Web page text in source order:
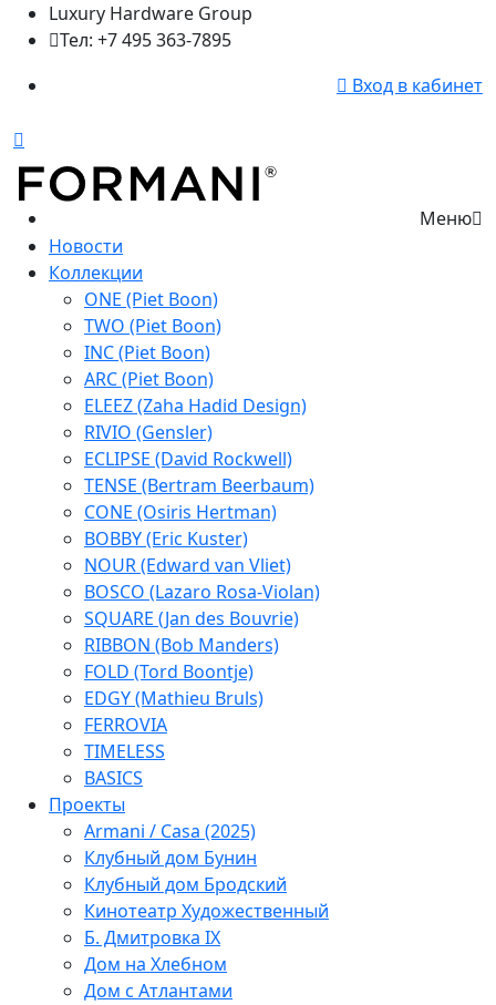
Luxury Hardware Group
Тел: +7 495 363-7895
Вход в кабинет
Меню
Новости
Коллекции
ONE (Piet Boon)
TWO (Piet Boon)
INC (Piet Boon)
ARC (Piet Boon)
ELEEZ (Zaha Hadid Design)
RIVIO (Gensler)
ECLIPSE (David Rockwell)
TENSE (Bertram Beerbaum)
CONE (Osiris Hertman)
BOBBY (Eric Kuster)
NOUR (Edward van Vliet)
BOSCO (Lazaro Rosa-Violan)
SQUARE (Jan des Bouvrie)
RIBBON (Bob Manders)
FOLD (Tord Boontje)
EDGY (Mathieu Bruls)
FERROVIA
TIMELESS
BASICS
Проекты
Armani / Casa (2025)
Клубный дом Бунин
Клубный дом Бродский
Кинотеатр Художественный
Б. Дмитровка IX
Дом на Хлебном
Дом с Атлантами